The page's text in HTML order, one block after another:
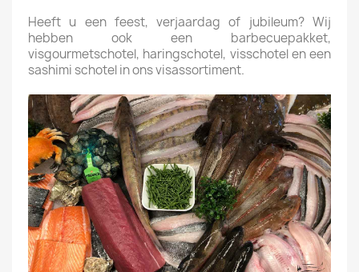
Heeft u een feest, verjaardag of jubileum? Wij
hebben ook een barbecuepakket,
visgourmetschotel, haringschotel, visschotel en een
sashimi schotel in ons visassortiment.